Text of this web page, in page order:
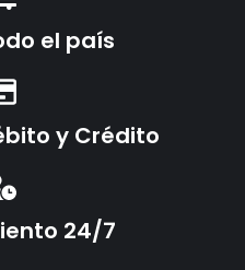
el país
y Crédito
24/7